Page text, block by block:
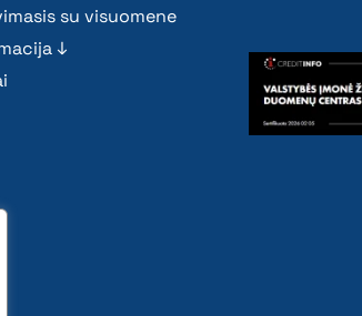
su visuomene
↓